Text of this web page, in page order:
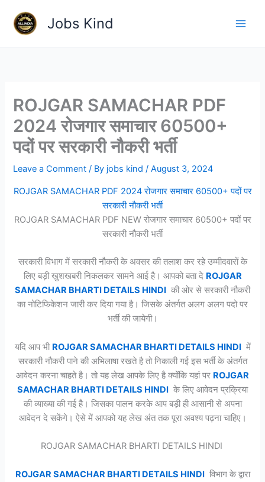
content
Jobs Kind
ROJGAR SAMACHAR PDF
2024 रोजगार समाचार 60500+
पदों पर सरकारी नौकरी भर्ती
Leave a Comment / By jobs kind/August 3, 2024
ROJGAR SAMACHAR PDF 2024 रोजगार समाचार 60500+ पदों पर
सरकारी नौकरी भर्ती
ROJGAR SAMACHAR PDF NEW रोजगार समाचार 60500+ पदों पर
सरकारी नौकरी भर्ती
सरकारी विभाग में सरकारी नौकरी के अवसर की तलाश कर रहे उम्मीदवारों के
लिए बड़ी खुशखबरी निकलकर सामने आई है। आपको बता दे ROJGAR
SAMACHAR BHARTI DETAILS HINDI की ओर से सरकारी नौकरी
का नोटिफिकेशन जारी कर दिया गया है। जिसके अंतर्गत अलग अलग पदो पर
भर्ती की जायेगी।
यदि आप भी ROJGAR SAMACHAR BHARTI DETAILS HINDIमें
सरकारी नौकरी पाने की अभिलाषा रखते है तो निकाली गई इस भर्ती के अंतर्गत
आवेदन करना चाहते है। तो यह लेख आपके लिए है क्योंकि यहां पर ROJGAR
SAMACHAR BHARTI DETAILS HINDI के लिए आवेदन प्रक्रिया
की व्याख्या की गई है। जिसका पालन करके आप बड़ी ही आसानी से अपना
आवेदन दे सकेंगे। ऐसे में आपको यह लेख अंत तक पूरा अवश्य पढ़ना चाहिए।
ROJGAR SAMACHAR BHARTI DETAILS HINDI
ROJGAR SAMACHAR BHARTI DETAILS HINDIविभाग के द्वारा